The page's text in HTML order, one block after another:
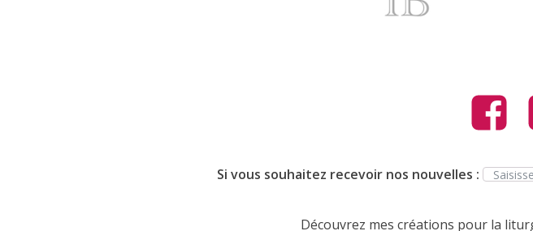
Si vous souhaitez recevoir nos nouvelles :
Découvrez mes créations pour la